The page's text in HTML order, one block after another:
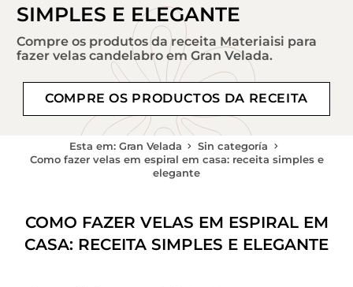
SIMPLES E ELEGANTE
Compre os produtos da receita Materiaisi para
fazer velas candelabro em Gran Velada.
COMPRE OS PRODUCTOS DA RECEITA
Esta em: Gran Velada
Sin categoría
Como fazer velas em espiral em casa: receita simples e
elegante
COMO FAZER VELAS EM ESPIRAL EM
CASA: RECEITA SIMPLES E ELEGANTE